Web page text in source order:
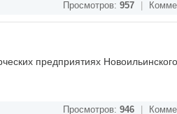
Просмотров: 957
предприятиях
Просмотров: 946